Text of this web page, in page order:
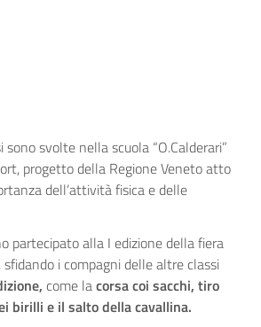
svolte nella scuola “O.Calderari”
progetto della Regione Veneto atto
dell’attività fisica e delle
partecipato alla I edizione della fiera
sfidando i compagni delle altre classi
come lacorsa coi sacchi, tiro
birilli e il salto della cavallina.